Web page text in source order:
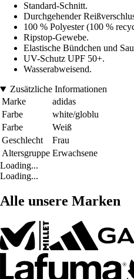
Standard-Schnitt.
Durchgehender
100 % Polyester (100 %
Ripstop-Gewebe.
Elastische Bündchen und
UV-Schutz UPF 50+.
Wasserabweisend.
Zusätzliche Informationen
Marke
adidas
Farbe
white/globlu
Farbe
Weiß
Geschlecht
Frau
Altersgruppe Erwachsene
Loading...
Loading...
Alle unsere Marken